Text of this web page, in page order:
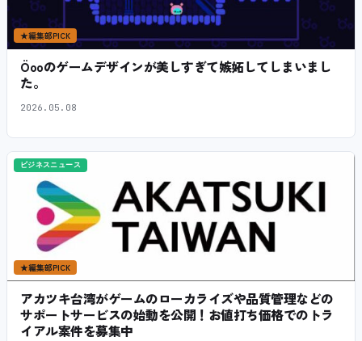
★編集部PICK
Öooのゲームデザインが美しすぎて嫉妬してしまいまし
た。
2026.05.08
ビジネスニュース
★編集部PICK
アカツキ台湾がゲームのローカライズや品質管理などの
サポートサービスの始動を公開！お値打ち価格でのトラ
イアル案件を募集中